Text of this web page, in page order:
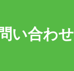
い合わせ